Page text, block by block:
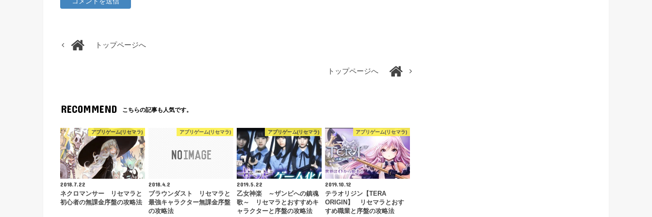
トップページへ
トップページへ
RECOMMEND こちらの記事も人気です。
アプリゲーム(リセマラ)
2018.7.22
ネクロマンサー リセマラと
初心者の無課金序盤の攻略法
アプリゲーム(リセマラ)
2018.4.2
ブラウンダスト リセマラと
最強キャラクター無課金序盤
の攻略法
アプリゲーム(リセマラ)
2019.5.22
乙女神楽 ～ザンビへの鎮魂
歌～ リセマラとおすすめキ
ャラクターと序盤の攻略法
アプリゲーム(リセマラ)
2019.10.12
テラオリジン【TERA
ORIGIN】 リセマラとおす
すめ職業と序盤の攻略法